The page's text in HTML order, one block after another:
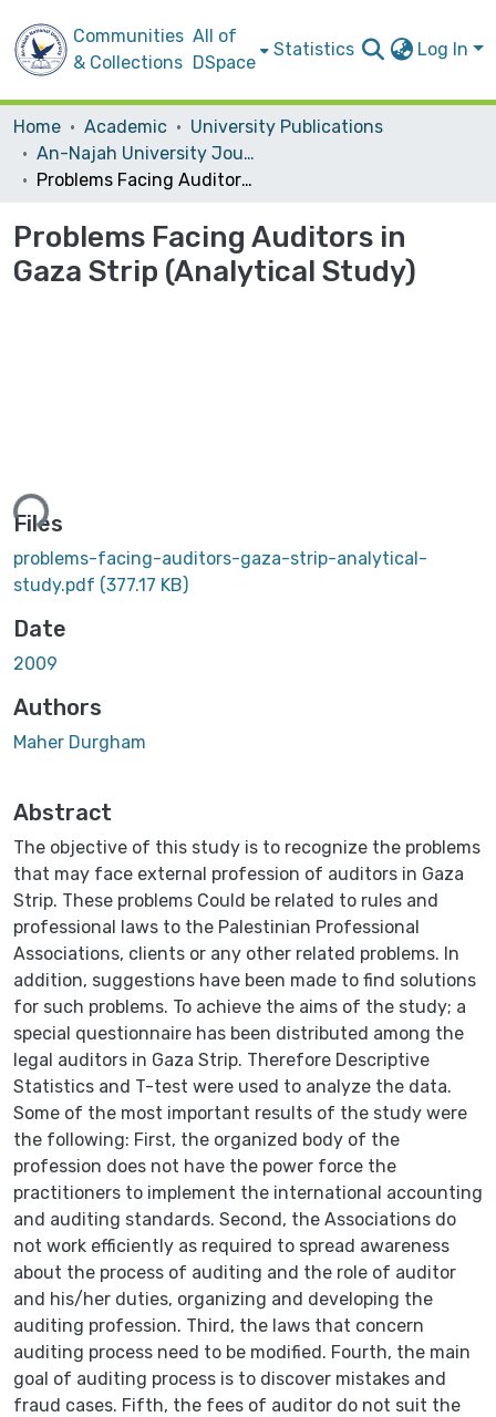
Communities
& Collections
All of
DSpace
Statistics Log In
Home Academic
University Publications
An-Najah University Journal for Research - B (Humanities)
Problems Facing Auditors in Gaza Strip (Analytical Study)
Problems Facing Auditors in
Gaza Strip (Analytical Study)
Files
problems-facing-auditors-gaza-strip-analytical-
study.pdf (377.17 KB)
Date
2009
Authors
Maher Durgham
Abstract
The objective of this study is to recognize the problems
that may face external profession of auditors in Gaza
Strip. These problems Could be related to rules and
professional laws to the Palestinian Professional
Associations, clients or any other related problems. In
addition, suggestions have been made to find solutions
for such problems. To achieve the aims of the study; a
special questionnaire has been distributed among the
legal auditors in Gaza Strip. Therefore Descriptive
Statistics and T-test were used to analyze the data.
Some of the most important results of the study were
the following: First, the organized body of the
profession does not have the power force the
practitioners to implement the international accounting
and auditing standards. Second, the Associations do
not work efficiently as required to spread awareness
about the process of auditing and the role of auditor
and his/her duties, organizing and developing the
auditing profession. Third, the laws that concern
auditing process need to be modified. Fourth, the main
goal of auditing process is to discover mistakes and
fraud cases. Fifth, the fees of auditor do not suit the